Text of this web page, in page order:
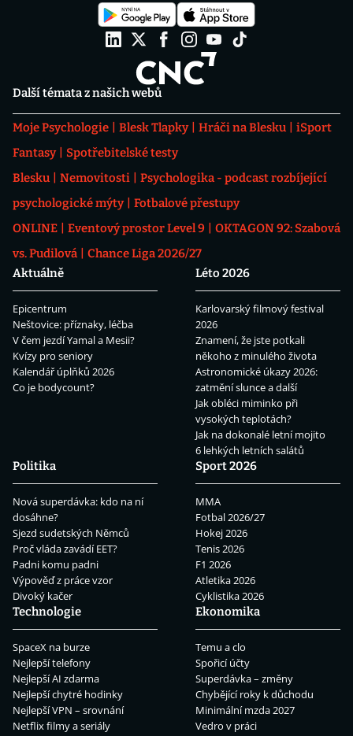
Další témata z našich webů
Moje Psychologie Blesk Tlapky Hráči na Blesku
iSport
Fantasy
Spotřebitelské testy
Blesku
Nemovitosti
Psychologika - podcast rozbíjející
psychologické mýty
Fotbalové přestupy
ONLINE
Eventový prostor Level 9
OKTAGON 92: Szabová
vs. Pudilová
Chance Liga 2026/27
Aktuálně
Epicentrum
Neštovice: příznaky, léčba
V čem jezdí Yamal a Mesii?
Kvízy pro seniory
Kalendář úplňků 2026
Co je bodycount?
Léto 2026
Karlovarský filmový festival
2026
Znamení, že jste potkali
někoho z minulého života
Astronomické úkazy 2026:
zatmění slunce a další
Jak obléci miminko při
vysokých teplotách?
Jak na dokonalé letní mojito
6 lehkých letních salátů
Politika
Nová superdávka: kdo na ní
dosáhne?
Sjezd sudetských Němců
Proč vláda zavádí EET?
Padni komu padni
Výpověď z práce vzor
Divoký kačer
Sport 2026
MMA
Fotbal 2026/27
Hokej 2026
Tenis 2026
F1 2026
Atletika 2026
Cyklistika 2026
Technologie
SpaceX na burze
Nejlepší telefony
Nejlepší AI zdarma
Nejlepší chytré hodinky
Nejlepší VPN – srovnání
Netflix filmy a seriály
Ekonomika
Temu a clo
Spořicí účty
Superdávka – změny
Chybějící roky k důchodu
Minimální mzda 2027
Vedro v práci